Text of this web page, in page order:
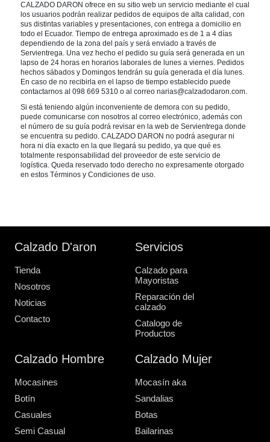
CALZADO DARON ofrece en su sitio web un servicio mediante el cual
los usuarios podrán realizar pedidos de equipos de alta calidad, con
sus distintas variables y presentaciones, con entrega a domicilio en
todo el Ecuador. Tiempo de entrega aproximado es de 1 a 4 días
dependiendo de la zona del país y será enviado a través de
Servientrega. Una vez hecho el pedido su guía será generada en un
lapso de 24 horas en horarios laborales de lunes a viernes. Pedidos
hechos sábados y Domingos tendrán su guía generada el día lunes.
En caso de no recibirla en el lapso de tiempo establecido puede
contactarnos al 098 669 5310 o al correo narias@calzadodaron.com.
Si está teniendo algún inconveniente de demora con su pedido,
puede comunicarse con nosotros al correo electrónico, además con
el número de su guía podrá revisar en la web de Servientrega donde
se encuentra su pedido. CALZADO DARON no podrá asegurar ni
hora ni día exacto en la que llegará su pedido, ya que qué es
totalmente responsabilidad del proveedor de este servicio de
logística. Queda reservado todo derecho no expresamente otorgado
en estos Términos y Condiciones de uso.
Calzado D'aron
Tienda
Nosotros
Noticias
Contacto
Servicios
Calzado para
Mayoristas
Reparación del
calzado
Catalogo de
Productos
Calzado Hombre
Mocasines
Botín
Casuales
Semi Casual
Calzado Mujer
Mocasín aka
Sandalias
Botas
Bailarinas